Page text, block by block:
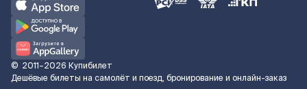
© 2011–2026 Купибилет
Дешёвые билеты на самолёт и поезд, бронирование и онлайн-заказ